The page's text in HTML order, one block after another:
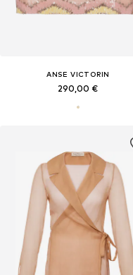
ANSE VICTORIN
290,00 €